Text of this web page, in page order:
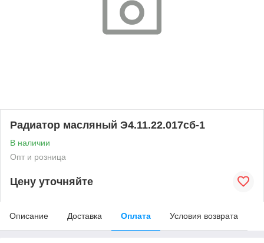
Радиатор масляный Э4.11.22.017сб-1
В наличии
Опт и розница
Цену уточняйте
Описание Доставка Оплата Условия возврата